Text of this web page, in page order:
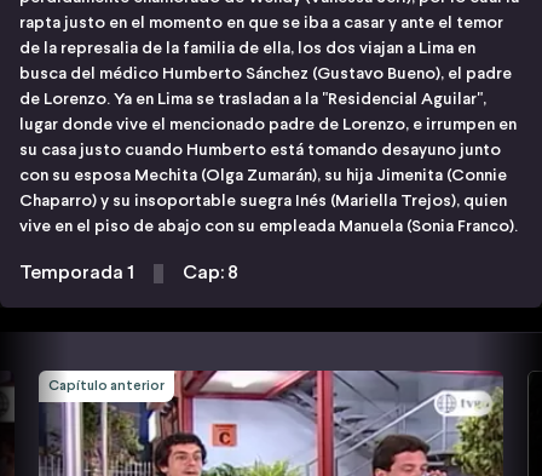
rapta justo en el momento en que se iba a casar y ante el temor
de la represalia de la familia de ella, los dos viajan a Lima en
busca del médico Humberto Sánchez (Gustavo Bueno), el padre
de Lorenzo. Ya en Lima se trasladan a la "Residencial Aguilar",
lugar donde vive el mencionado padre de Lorenzo, e irrumpen en
su casa justo cuando Humberto está tomando desayuno junto
con su esposa Mechita (Olga Zumarán), su hija Jimenita (Connie
Chaparro) y su insoportable suegra Inés (Mariella Trejos), quien
vive en el piso de abajo con su empleada Manuela (Sonia Franco).
Temporada 1 Cap: 8
Capítulo anterior